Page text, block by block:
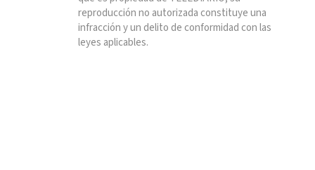
reproducción no autorizada constituye una
infracción y un delito de conformidad con las
leyes aplicables.